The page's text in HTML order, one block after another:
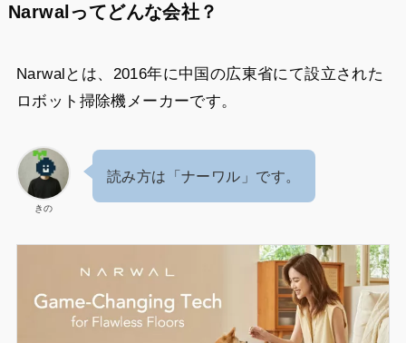
Narwalってどんな会社？
Narwalとは、2016年に中国の広東省にて設立された
ロボット掃除機メーカーです。
きの
読み方は「ナーワル」です。